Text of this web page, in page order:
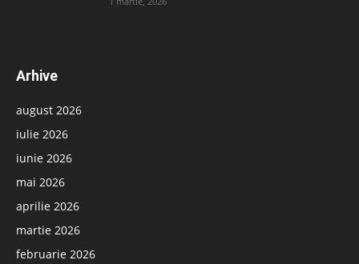
Arhive
august 2026
iulie 2026
iunie 2026
mai 2026
aprilie 2026
martie 2026
februarie 2026